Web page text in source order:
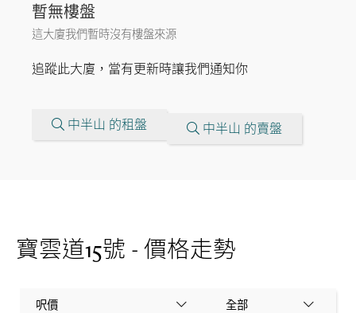
暫無樓盤
這大廈我們暫時沒有樓盤來源
追蹤此大廈，當有更新時讓我們通知你
中半山 的租盤 中半山 的賣盤
寶雲道15號 - 價格走勢
呎價 全部